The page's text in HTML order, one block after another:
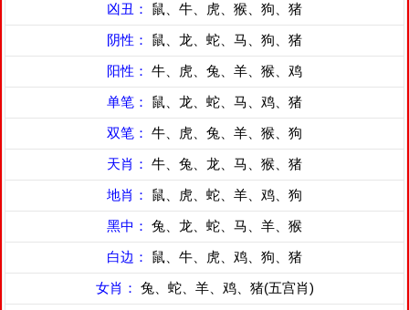
凶丑： 鼠、牛、虎、猴、狗、猪
阴性： 鼠、龙、蛇、马、狗、猪
阳性： 牛、虎、兔、羊、猴、鸡
单笔： 鼠、龙、蛇、马、鸡、猪
双笔： 牛、虎、兔、羊、猴、狗
天肖： 牛、兔、龙、马、猴、猪
地肖： 鼠、虎、蛇、羊、鸡、狗
黑中： 兔、龙、蛇、马、羊、猴
白边： 鼠、牛、虎、鸡、狗、猪
女肖： 兔、蛇、羊、鸡、猪(五宫肖)